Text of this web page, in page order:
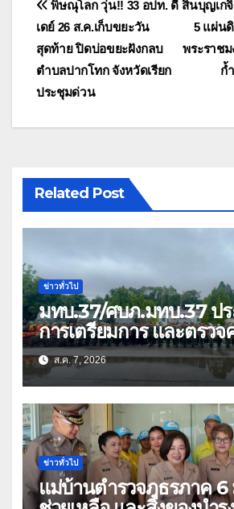
แนะแนว
เรื่อง
สิ้นบุญเก
5 แผ่น
พระราช
ก้
พิษณุโลก วุ่น!! 33 อปท. ดี
เดย์ 26 ส.ค.เก็บขยะวัน
สุดท้าย ปิดบ่อขยะฝังกลบ
ตำบลปากโทก จังหวัดเรียก
ประชุมด่วน
Related Post
ข่าวทั่วไป
มทบ.37/ศบภ.มทบ.37 ป
การเตรียมการ และตรว
ด้านการบรรเทาสาธารณ
ส.ค. 7, 2026
ข่าวทั่วไป
แม่บ้านตำรวจภูธรภาค 6